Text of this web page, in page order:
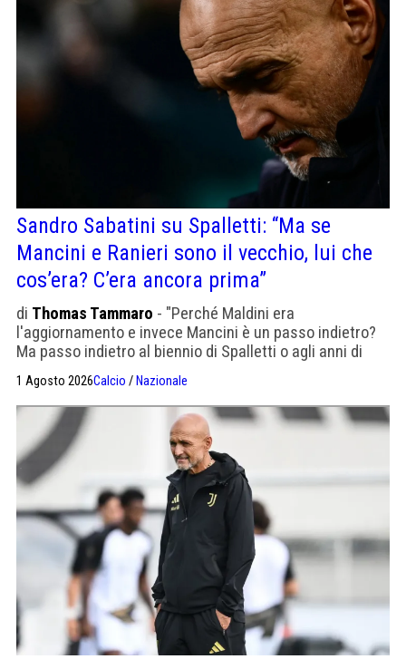
Sandro Sabatini su Spalletti: “Ma se
Mancini e Ranieri sono il vecchio, lui che
cos’era? C’era ancora prima”
di Thomas Tammaro - "Perché Maldini era
l'aggiornamento e invece Mancini è un passo indietro?
Ma passo indietro al biennio di Spalletti o agli anni di
1 Agosto 2026Calcio / Nazionale